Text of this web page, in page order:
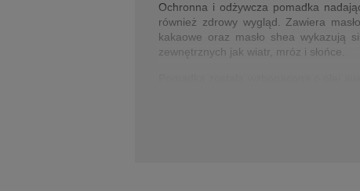
Ochronna i odżywcza pomadka
również zdrowy wygląd. Zawiera
kakaowe oraz masło shea wykazują
zewnętrznych jak wiatr, mróz i słońce.
Zawiera papainę, która delikatnie